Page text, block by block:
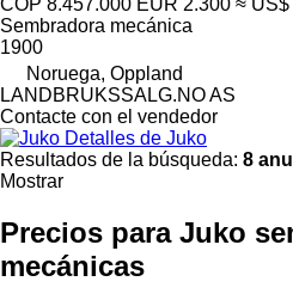
COP 8.457.000 EUR 2.300 ≈
Sembradora mecánica
1900
Noruega, Oppland
LANDBRUKSSALG.NO AS
Contacte con el vendedor
Detalles de Juko
Resultados de la búsqueda: 8
Mostrar
Precios para Juko
mecánicas